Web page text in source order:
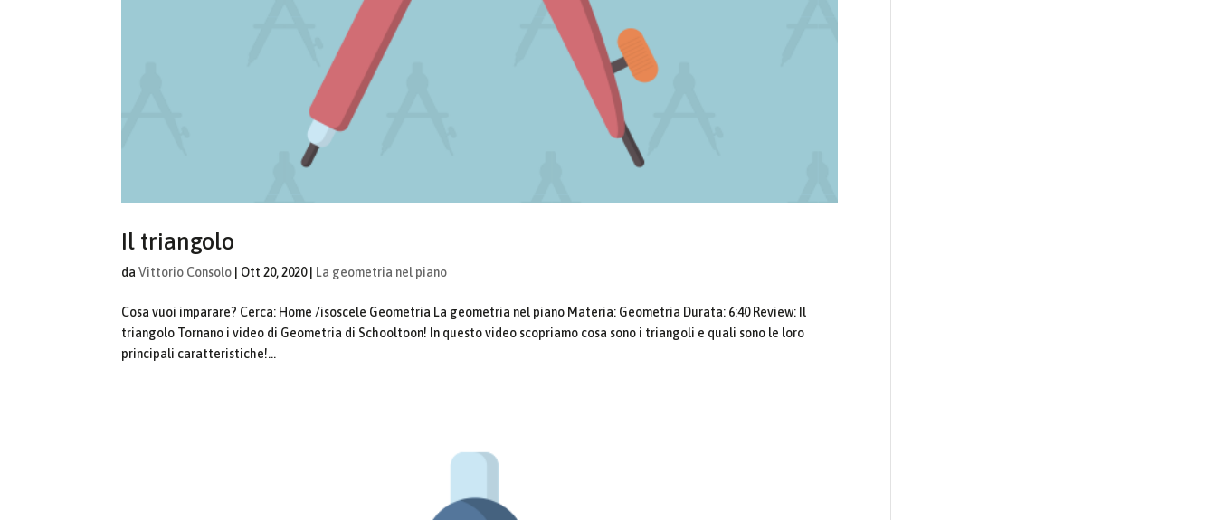
Il triangolo
daVittorio Consolo Ott 20, 2020| La geometria nel piano
Cosa vuoi imparare? Cerca: Home /isoscele Geometria La geometria nel piano Materia: Geometria Durata: 6:40 Review: Il
triangolo Tornano i video di Geometria di Schooltoon! In questo video scopriamo cosa sono i triangoli e quali sono le loro
principali caratteristiche!...